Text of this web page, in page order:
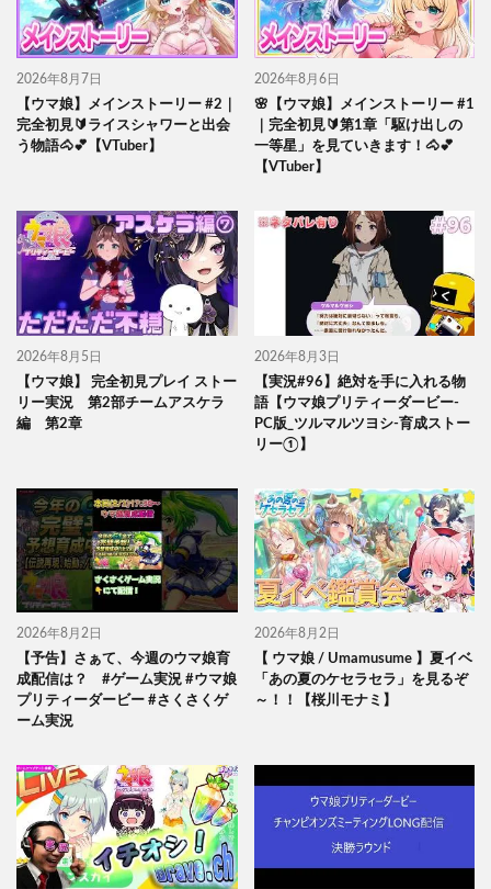
2026年8月7日
【ウマ娘】メインストーリー #2｜
完全初見🔰ライスシャワーと出会
う物語🐴💕【VTuber】
2026年8月6日
🌸【ウマ娘】メインストーリー #1
｜完全初見🔰第1章「駆け出しの
一等星」を見ていきます！🐴💕
【VTuber】
2026年8月5日
【ウマ娘】 完全初見プレイ ストー
リー実況 第2部チームアスケラ
編 第2章
2026年8月3日
【実況#96】絶対を手に入れる物
語【ウマ娘プリティーダービー-
PC版_ツルマルツヨシ-育成ストー
リー①】
2026年8月2日
【予告】さぁて、今週のウマ娘育
成配信は？ #ゲーム実況 #ウマ娘
プリティーダービー #さくさくゲ
ーム実況
2026年8月2日
【 ウマ娘 / Umamusume 】夏イベ
「あの夏のケセラセラ」を見るぞ
～！！【桜川モナミ】